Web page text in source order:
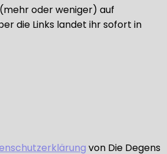
oder weniger) auf
die Links landet ihr sofort in
von Die Degens